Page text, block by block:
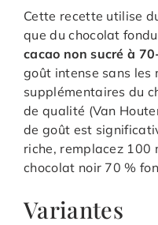
Cette recette utilise
que du chocolat
cacao non sucré à
goût intense sans les
supplémentaires du
de qualité (Van
de goût est
riche, remplacez
chocolat noir 70 %
Variantes